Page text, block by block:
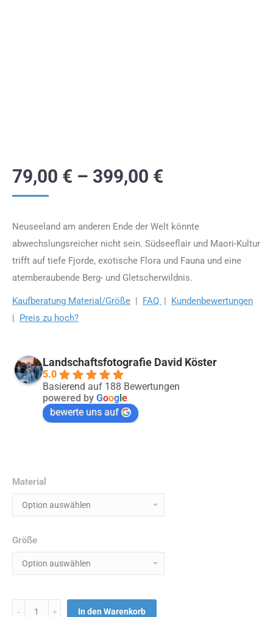
79,00 € – 399,00 €
Neuseeland am anderen Ende der Welt könnte
abwechslungsreicher nicht sein. Südseeflair und Maori-Kultur
trifft auf tiefe Fjorde, exotische Flora und Fauna und eine
atemberaubende Berg- und Gletscherwildnis.
Kaufberatung Material/Größe | FAQ | Kundenbewertungen
| Preis zu hoch?
Landschaftsfotografie David Köster
5.0
Basierend auf 188 Bewertungen
powered by Google
bewerte uns auf
Material
Größe
Menge In den Warenkorb